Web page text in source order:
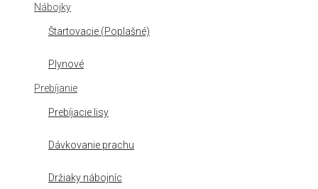
Nábojky
Štartovacie (Poplašné)
Plynové
Prebíjanie
Prebíjacie lisy
Dávkovanie prachu
Držiaky nábojníc